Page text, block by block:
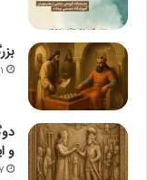
۲۱
و
۲۷